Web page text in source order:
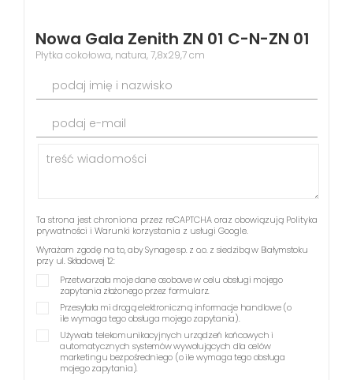
Nowa Gala Zenith ZN 01 C-N-ZN 01
Płytka cokołowa, natura, 7,8x29,7 cm
podaj imię i nazwisko
podaj e-mail
Ta strona jest chroniona przez reCAPTCHA oraz obowiązują Polityka
prywatności i Warunki korzystania z usługi Google.
Wyrażam zgodę na to, aby Synage sp. z o.o. z siedzibą w Białymstoku
przy ul. Składowej 12:
Przetwarzała moje dane osobowe w celu obsługi mojego
zapytania złożonego przez formularz.
Przesyłała mi drogą elektroniczną informacje handlowe (o
ile wymaga tego obsługa mojego zapytania).
Używała telekomunikacyjnych urządzeń końcowych i
automatycznych systemów wywołujących dla celów
marketingu bezpośredniego (o ile wymaga tego obsługa
mojego zapytania).